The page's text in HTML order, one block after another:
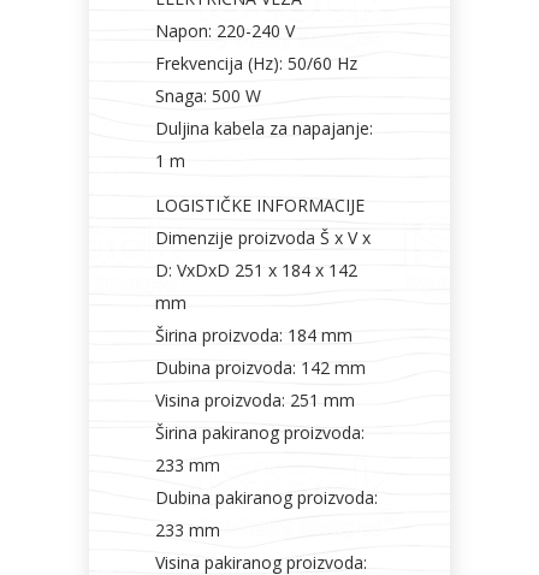
Napon: 220-240 V
Frekvencija (Hz): 50/60 Hz
Snaga: 500 W
Duljina kabela za napajanje:
1 m
LOGISTIČKE INFORMACIJE
Dimenzije proizvoda Š x V x
D: VxDxD 251 x 184 x 142
mm
Širina proizvoda: 184 mm
Dubina proizvoda: 142 mm
Visina proizvoda: 251 mm
Širina pakiranog proizvoda:
233 mm
Dubina pakiranog proizvoda:
233 mm
Visina pakiranog proizvoda: